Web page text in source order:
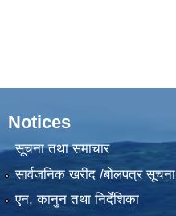
Notices
सूचना तथा समाचार
सार्वजनिक खरीद /बोलपत्र सूचना
एन, कानुन तथा निर्देशिका